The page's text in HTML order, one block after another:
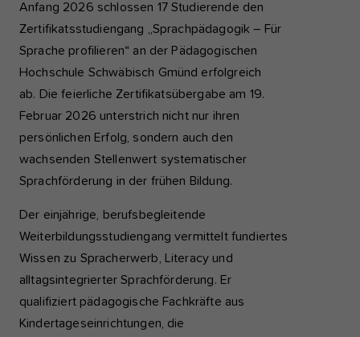
Anfang 2026 schlossen 17 Studierende den
Zertifikatsstudiengang „Sprachpädagogik – Für
Sprache profilieren“ an der Pädagogischen
Hochschule Schwäbisch Gmünd erfolgreich
ab. Die feierliche Zertifikatsübergabe am 19.
Februar 2026 unterstrich nicht nur ihren
persönlichen Erfolg, sondern auch den
wachsenden Stellenwert systematischer
Sprachförderung in der frühen Bildung.
Der einjährige, berufsbegleitende
Weiterbildungsstudiengang vermittelt fundiertes
Wissen zu Spracherwerb, Literacy und
alltagsintegrierter Sprachförderung. Er
qualifiziert pädagogische Fachkräfte aus
Kindertageseinrichtungen, die